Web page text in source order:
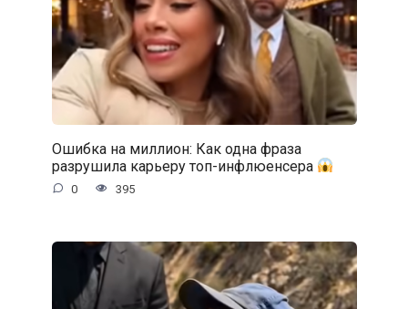
Ошибка на миллион: Как одна фраза
разрушила карьеру топ-инфлюенсера
0 395